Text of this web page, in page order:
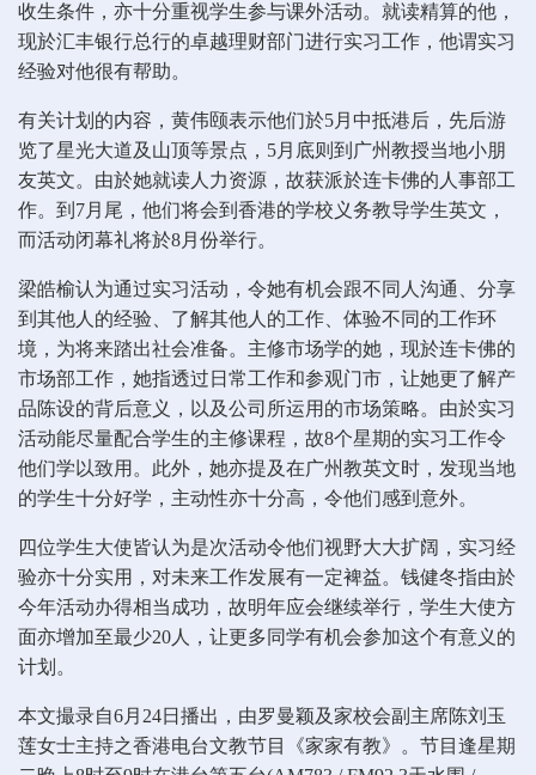
收生条件，亦十分重视学生参与课外活动。就读精算的他，
现於汇丰银行总行的卓越理财部门进行实习工作，他谓实习
经验对他很有帮助。
有关计划的内容，黄伟颐表示他们於5月中抵港后，先后游
览了星光大道及山顶等景点，5月底则到广州教授当地小朋
友英文。由於她就读人力资源，故获派於连卡佛的人事部工
作。到7月尾，他们将会到香港的学校义务教导学生英文，
而活动闭幕礼将於8月份举行。
梁皓榆认为通过实习活动，令她有机会跟不同人沟通、分享
到其他人的经验、了解其他人的工作、体验不同的工作环
境，为将来踏出社会准备。主修市场学的她，现於连卡佛的
市场部工作，她指透过日常工作和参观门市，让她更了解产
品陈设的背后意义，以及公司所运用的市场策略。由於实习
活动能尽量配合学生的主修课程，故8个星期的实习工作令
他们学以致用。此外，她亦提及在广州教英文时，发现当地
的学生十分好学，主动性亦十分高，令他们感到意外。
四位学生大使皆认为是次活动令他们视野大大扩阔，实习经
验亦十分实用，对未来工作发展有一定裨益。钱健冬指由於
今年活动办得相当成功，故明年应会继续举行，学生大使方
面亦增加至最少20人，让更多同学有机会参加这个有意义的
计划。
本文撮录自6月24日播出，由罗曼颖及家校会副主席陈刘玉
莲女士主持之香港电台文教节目《家家有教》。节目逢星期